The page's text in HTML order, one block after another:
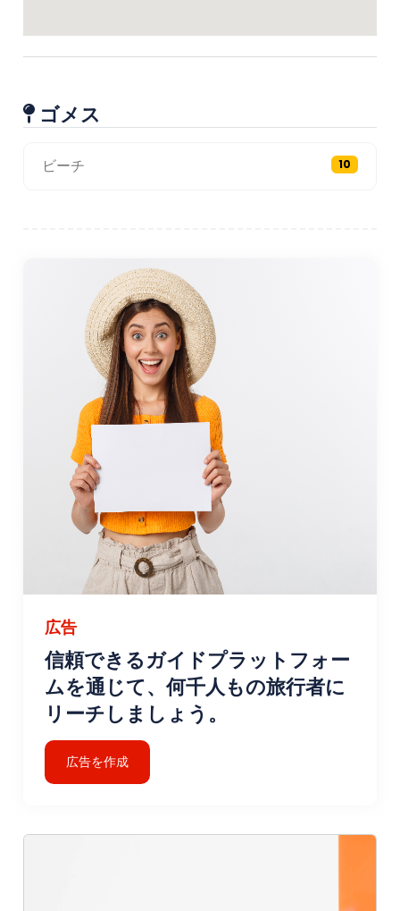
ゴメス
ビーチ 10
広告
信頼できるガイドプラットフォー
ムを通じて、何千人もの旅行者に
リーチしましょう。
広告を作成